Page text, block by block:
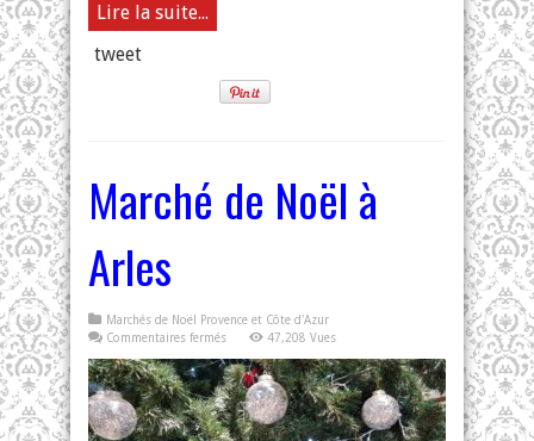
Lire la suite...
tweet
Marché de Noël à
Arles
Marchés de Noël Provence et Côte d'Azur
Commentaires fermés
de
Noël
à
Arles
47,208 Vues